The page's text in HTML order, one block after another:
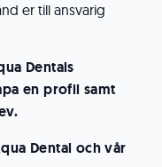
er till ansvarig
Dentals
en profil samt
Dental och vår